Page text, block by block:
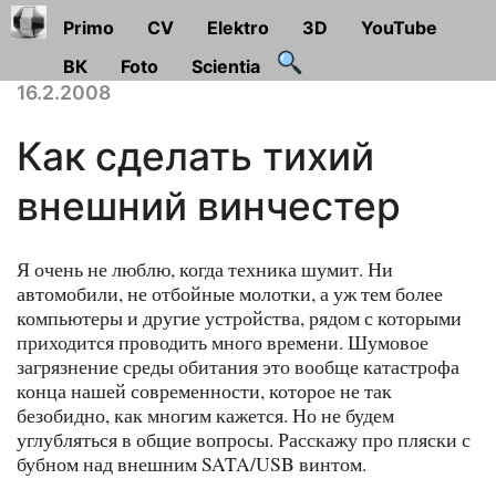
Primo CV Elektro 3D
YouTube
ВК
Foto Scientia
16.2.2008
Как сделать тихий
внешний винчестер
Я очень не люблю, когда техника шумит. Ни
автомобили, не отбойные молотки, а уж тем более
компьютеры и другие устройства, рядом с которыми
приходится проводить много времени. Шумовое
загрязнение среды обитания это вообще катастрофа
конца нашей современности, которое не так
безобидно, как многим кажется. Но не будем
углубляться в общие вопросы. Расскажу про пляски с
бубном над внешним SATA/USB винтом.